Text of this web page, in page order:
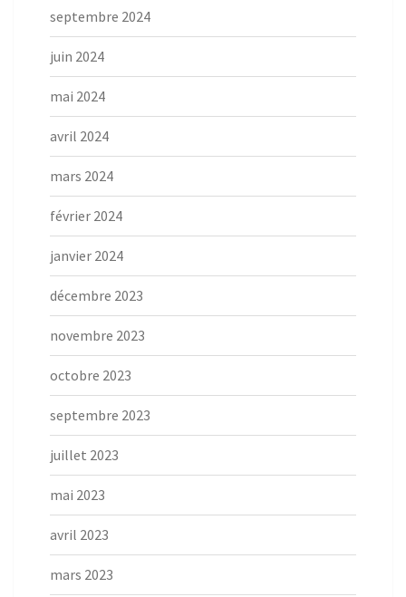
septembre 2024
juin 2024
mai 2024
avril 2024
mars 2024
février 2024
janvier 2024
décembre 2023
novembre 2023
octobre 2023
septembre 2023
juillet 2023
mai 2023
avril 2023
mars 2023